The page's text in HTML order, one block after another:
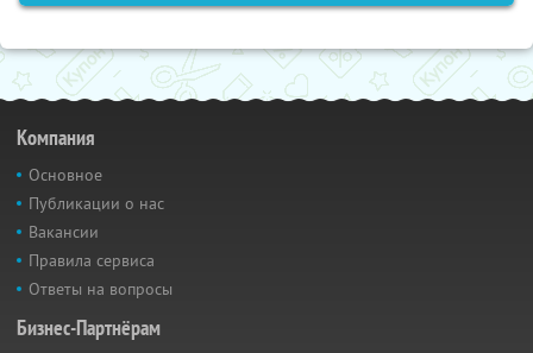
Компания
Основное
Публикации о нас
Вакансии
Правила сервиса
Ответы на вопросы
Бизнес-Партнёрам